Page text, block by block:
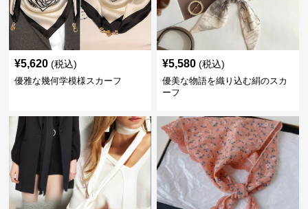
¥5,620 (税込)
優雅な幾何学模様スカーフ
¥5,580 (税込)
優美な物語を織り込む絹のスカ
ーフ